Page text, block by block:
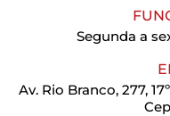
Segunda a
Av. Rio Branco, 277,